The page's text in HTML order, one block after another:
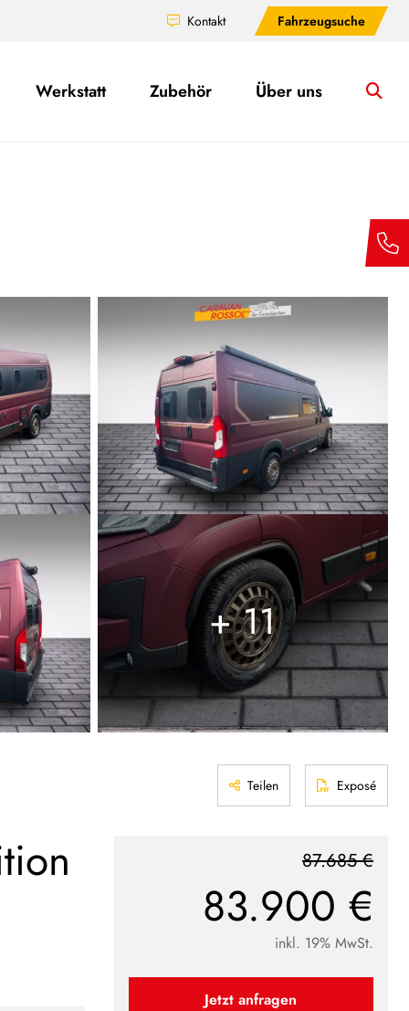
Kontakt Fahrzeugsuche
Werkstatt Zubehör Über uns
+ 11
Teilen Exposé
83.900 €
87.685 €
inkl. 19% MwSt.
Jetzt anfragen